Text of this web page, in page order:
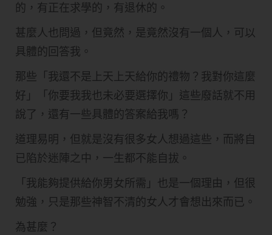
的，有正在求學的，有退休的。
甚麼人也問過，但竟然，是竟然沒有一個人，可以
具體的回答我。
那些「我還不是上天上天給你的禮物？我對你這麼
好」「你要我我也未必要選擇你」這些廢話就不用
說了，還有一些具體的答案給我嗎？
道理易明，但就是沒有很多女人想過這些，而將自
已陷於迷陣之中，一生都不能自拔。
「我能夠提供給你男女所需」也是一個理由，但很
勉強，只是那些神智不清的女人才會想出來而已。
為甚麼？